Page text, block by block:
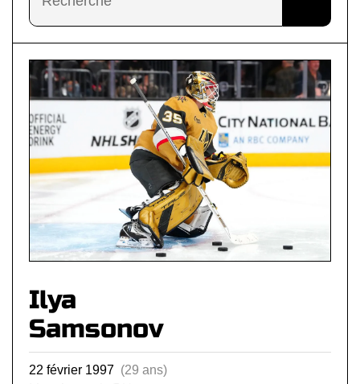
Ilya
Samsonov
22 février 1997 (29 ans)